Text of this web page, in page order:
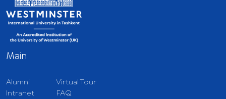
Main
Alumni
Virtual Tour
Intranet
FAQ